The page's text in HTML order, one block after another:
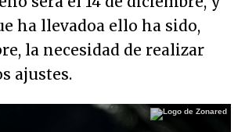
ha llevadoa ello ha sido,
la necesidad de realizar
ajustes.